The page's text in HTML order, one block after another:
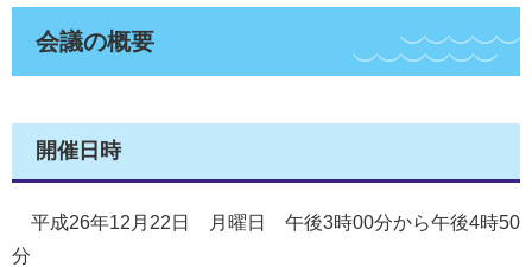
会議の概要
開催日時
平成26年12月22日 月曜日 午後3時00分から午後4時50
分